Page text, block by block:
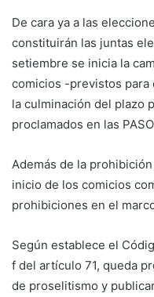
De cara ya a las
constituirán las juntas
setiembre se inicia la
comicios -previstos
la culminación del plazo
proclamados en las
Además de la
inicio de los comicios
prohibiciones en el
Según establece el
f del artículo 71, queda
de proselitismo y